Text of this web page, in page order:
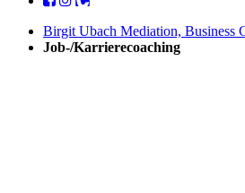
Birgit Ubach Mediation, Business
Job-/Karrierecoaching